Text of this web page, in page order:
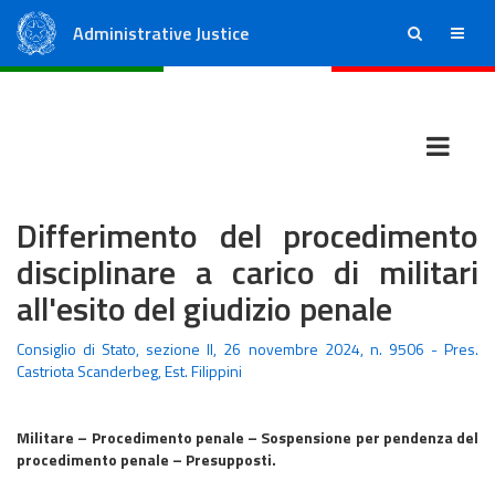
Administrative Justice ricerca menu
Differimento del procedimento
disciplinare a carico di militari
all'esito del giudizio penale
Consiglio di Stato, sezione II, 26 novembre 2024, n. 9506 - Pres.
Castriota Scanderbeg, Est. Filippini
Militare – Procedimento penale – Sospensione per pendenza del
procedimento penale – Presupposti.